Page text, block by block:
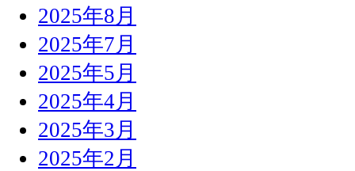
2025年8月
2025年7月
2025年5月
2025年4月
2025年3月
2025年2月